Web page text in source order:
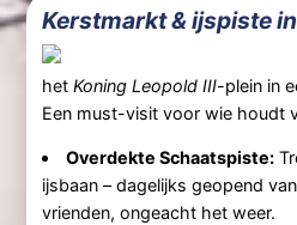
Kerstmarkt & ijspiste
het Koning Leopold III-plein in
Een must-visit voor wie houdt
Overdekte Schaatspiste:
ijsbaan – dagelijks geopend
vrienden, ongeacht het weer.